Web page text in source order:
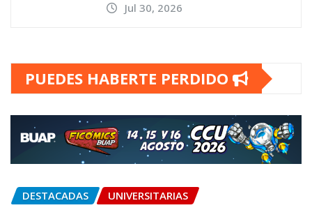
Jul 30, 2026
PUEDES HABERTE PERDIDO
DESTACADAS UNIVERSITARIAS